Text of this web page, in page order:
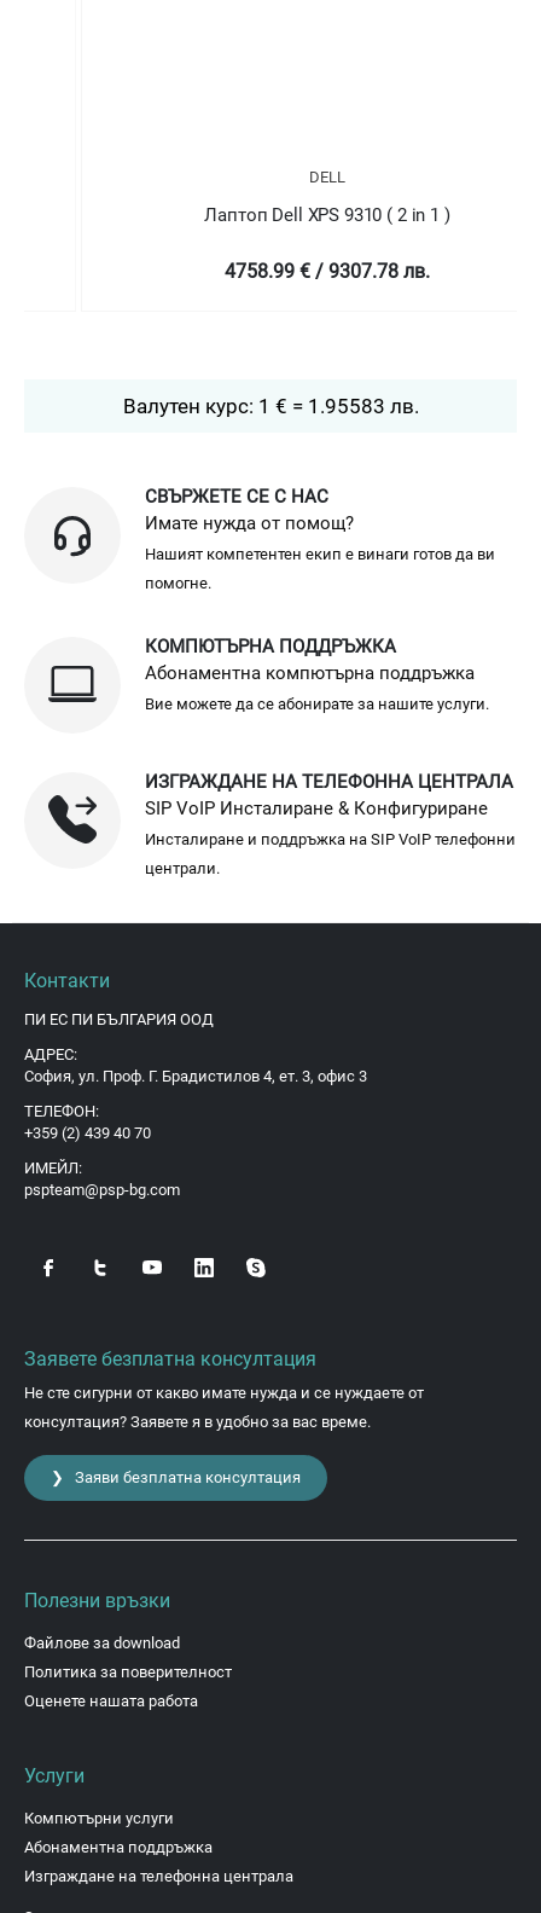
Лаптоп Dell XPS 9310 ( 2 in 1 )
4758.99 € / 9307.78 лв.
Валутен курс: 1 € = 1.95583 лв.
СВЪРЖЕТЕ СЕ С НАС
Имате нужда от помощ?
Нашият компетентен екип е винаги готов да ви
помогне.
КОМПЮТЪРНА ПОДДРЪЖКА
Абонаментна компютърна поддръжка
Вие можете да се абонирате за нашите услуги.
ИЗГРАЖДАНЕ НА ТЕЛЕФОННА ЦЕНТРАЛА
SIP VoIP Инсталиране & Конфигуриране
Инсталиране и поддръжка на SIP VoIP телефонни
централи.
Контакти
ПИ ЕС ПИ БЪЛГАРИЯ ООД
АДРЕС:
София, ул. Проф. Г. Брадистилов 4, ет. 3, офис 3
ТЕЛЕФОН:
+359 (2) 439 40 70
ИМЕЙЛ:
pspteam@psp-bg.com
Заявете безплатна консултация
Не сте сигурни от какво имате нужда и се нуждаете от
консултация? Заявете я в удобно за вас време.
❯ Заяви безплатна консултация
Полезни връзки
Файлове за download
Политика за поверителност
Оценете нашата работа
Услуги
Компютърни услуги
Абонаментна поддръжка
Изграждане на телефонна централа